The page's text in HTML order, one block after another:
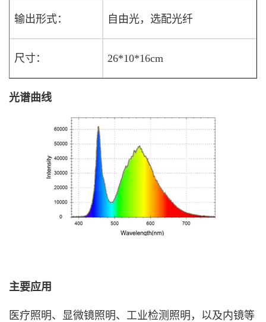
输出形式： 自由光，选配光纤
尺寸： 26*10*16cm
光谱曲线
主要应用
医疗照明、显微镜照明、工业检测照明，以及内镜等